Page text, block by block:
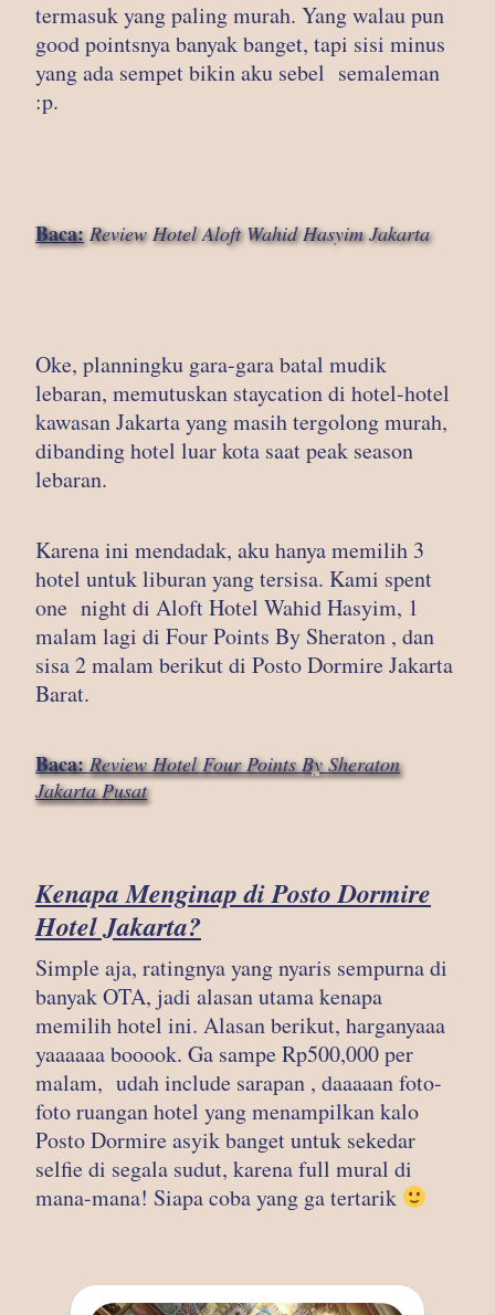
termasuk yang paling murah. Yang walau pun
good pointsnya banyak banget, tapi sisi minus
yang ada sempet bikin aku sebel semaleman
:p.
Baca: Review Hotel Aloft Wahid Hasyim Jakarta
Oke, planningku gara-gara batal mudik
lebaran, memutuskan staycation di hotel-hotel
kawasan Jakarta yang masih tergolong murah,
dibanding hotel luar kota saat peak season
lebaran.
Karena ini mendadak, aku hanya memilih 3
hotel untuk liburan yang tersisa. Kami spent
one night di Aloft Hotel Wahid Hasyim, 1
malam lagi di Four Points By Sheraton , dan
sisa 2 malam berikut di Posto Dormire Jakarta
Barat.
Baca:Review Hotel Four Points By Sheraton
Jakarta Pusat
Kenapa Menginap di Posto Dormire
Hotel Jakarta?
Simple aja, ratingnya yang nyaris sempurna di
banyak OTA, jadi alasan utama kenapa
memilih hotel ini. Alasan berikut, harganyaaa
yaaaaaa booook. Ga sampe Rp500,000 per
malam, udah include sarapan , daaaaan foto-
foto ruangan hotel yang menampilkan kalo
Posto Dormire asyik banget untuk sekedar
selfie di segala sudut, karena full mural di
mana-mana! Siapa coba yang ga tertarik